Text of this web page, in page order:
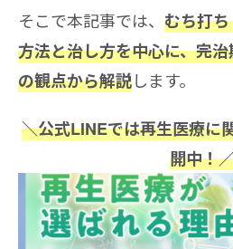
そこで本記事では、 むち打
方法と治し方を中心に、完
の観点から解説します。
＼公式LINEでは再生医療に
開中！